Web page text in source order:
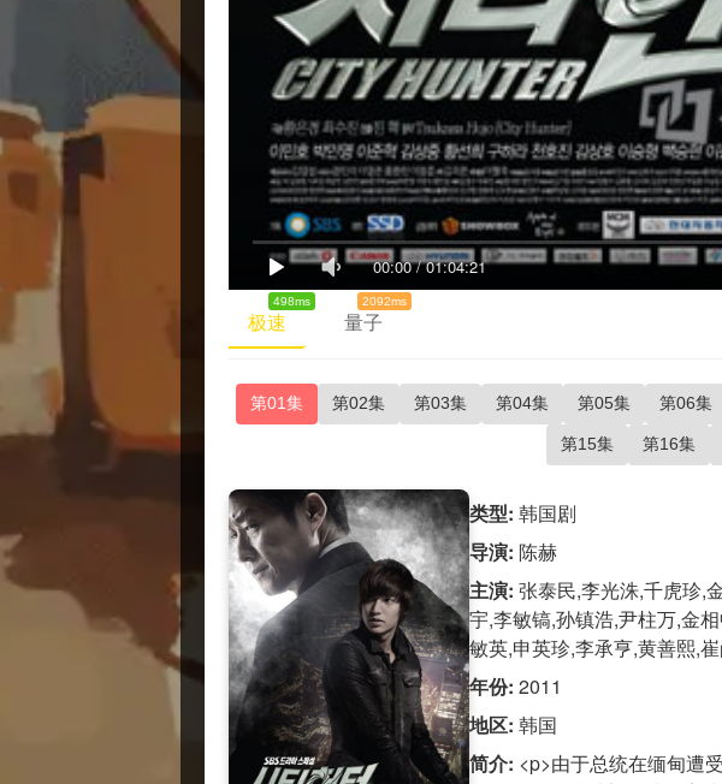
00:00/01:04:21
极速
498ms
量子
2092ms
第01集 第02集 第03集 第04集 第05集 第06集
第15集 第16集
类型: 韩国剧
导演: 陈赫
主演: 张泰民,李光洙,千虎珍,
宇,李敏镐,孙镇浩,尹柱万,金
敏英,申英珍,李承亨,黄善熙,
年份: 2011
地区: 韩国
简介: <p>由于总统在缅甸遭